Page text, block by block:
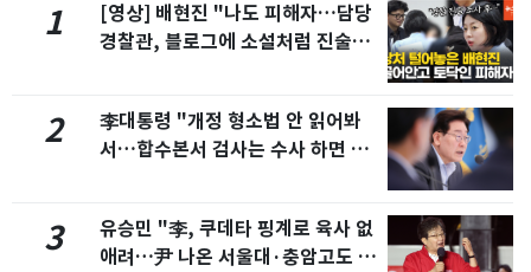
1
[영상] 배현진 "나도 피해자…담당
경찰관, 블로그에 소설처럼 진술조
2
李대통령 "개정 형소법 안 읽어봐
서…합수본서 검사는 수사 하면 안
3
유승민 "李, 쿠데타 핑계로 육사 없
애려…尹 나온 서울대·충암고도 없